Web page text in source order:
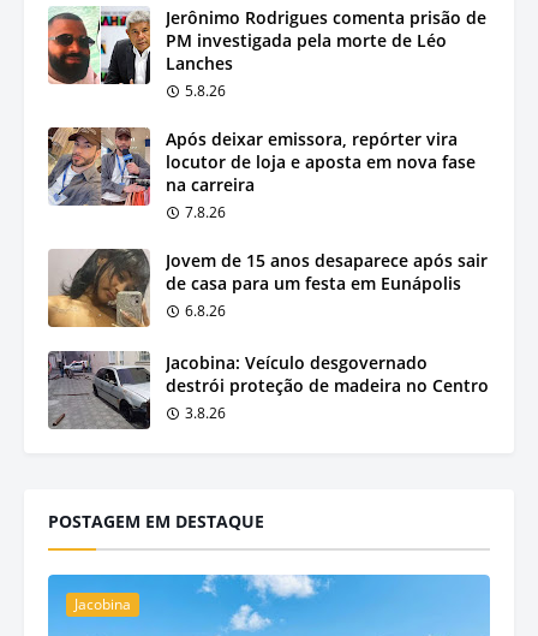
Jerônimo Rodrigues comenta prisão de
PM investigada pela morte de Léo
Lanches
5.8.26
Após deixar emissora, repórter vira
locutor de loja e aposta em nova fase
na carreira
7.8.26
Jovem de 15 anos desaparece após sair
de casa para um festa em Eunápolis
6.8.26
Jacobina: Veículo desgovernado
destrói proteção de madeira no Centro
3.8.26
POSTAGEM EM DESTAQUE
Jacobina